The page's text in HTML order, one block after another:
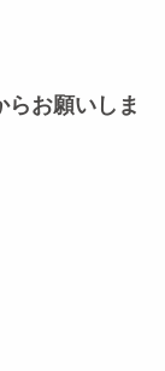
らお願いしま